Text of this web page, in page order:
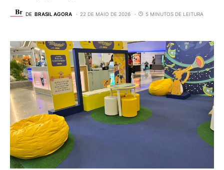
DE BRASIL AGORA 22 DE MAIO DE 2026 5 MINUTOS DE LEITURA